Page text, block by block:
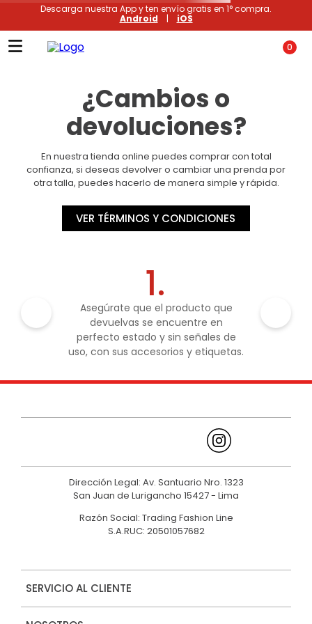
Descarga nuestra App y ten envío gratis en 1° compra.
Android | iOS
0
¿Cambios o
devoluciones?
En nuestra tienda online puedes comprar con total
confianza, si deseas devolver o cambiar una prenda por
otra talla, puedes hacerlo de manera simple y rápida.
VER TÉRMINOS Y CONDICIONES
1.
Asegúrate que el producto que
devuelvas se encuentre en
perfecto estado y sin señales de
uso, con sus accesorios y etiquetas.
Dirección Legal: Av. Santuario Nro. 1323
San Juan de Lurigancho 15427 - Lima
Razón Social: Trading Fashion Line
S.A.RUC: 20501057682
SERVICIO AL CLIENTE